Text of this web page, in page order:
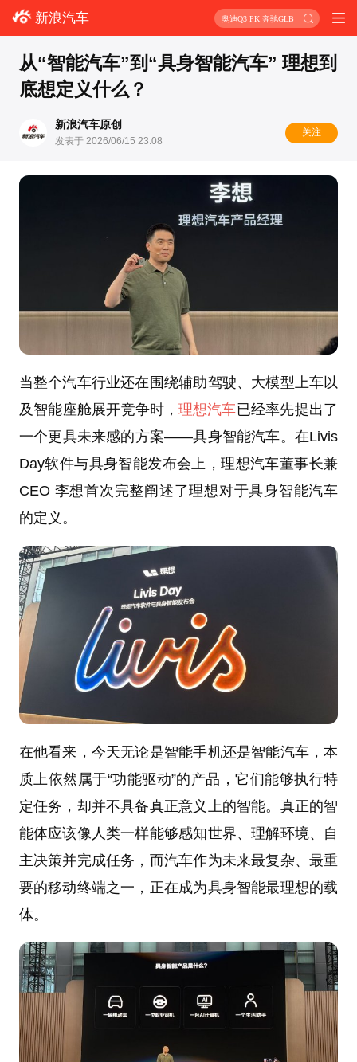
新浪汽车 奥迪Q3 PK 奔驰GLB
从“智能汽车”到“具身智能汽车” 理想到
底想定义什么？
新浪汽车原创
发表于 2026/06/15 23:08
关注
当整个汽车行业还在围绕辅助驾驶、大模型上车以
及智能座舱展开竞争时，理想汽车已经率先提出了
一个更具未来感的方案——具身智能汽车。在Livis
Day软件与具身智能发布会上，理想汽车董事长兼
CEO 李想首次完整阐述了理想对于具身智能汽车
的定义。
在他看来，今天无论是智能手机还是智能汽车，本
质上依然属于“功能驱动”的产品，它们能够执行特
定任务，却并不具备真正意义上的智能。真正的智
能体应该像人类一样能够感知世界、理解环境、自
主决策并完成任务，而汽车作为未来最复杂、最重
要的移动终端之一，正在成为具身智能最理想的载
体。